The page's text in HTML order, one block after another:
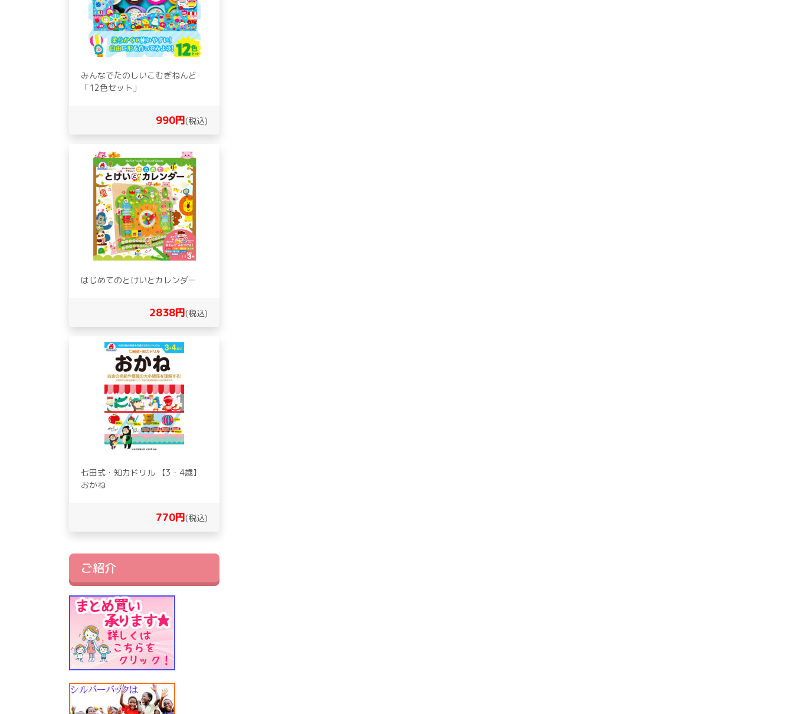
みんなでたのしいこむぎねんど
「12色セット」
990円(税込)
はじめてのとけいとカレンダー
2838円(税込)
七田式・知力ドリル 【3・4歳】
おかね
770円(税込)
ご紹介